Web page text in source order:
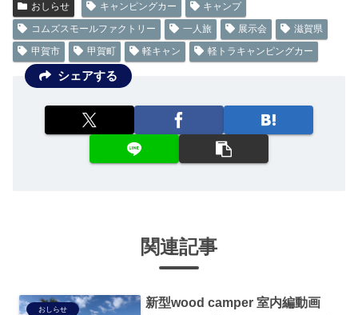
おしらせ キャンピングカー
キャンプ
コムズスモールファクトリー
一人旅 展示会
滋賀県
甲賀市
甲賀町 軽キャン 軽トラキャンピングカー
シェアする
関連記事
おしらせ 新型wood camper 室内編動画